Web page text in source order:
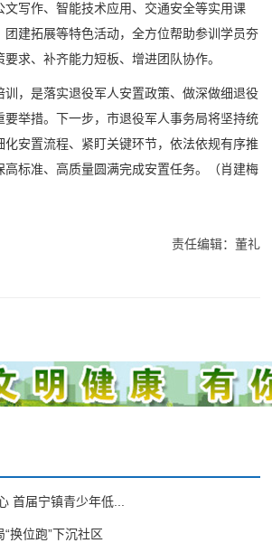
文写作、智能技术应用、交通安全等实用课
团建拓展等特色活动，全方位帮助参训学员夯
求、补齐能力短板、增进团队协作。
训，是落实退役军人安置政策、做深做细退役
要举措。下一步，市退役军人事务局将坚持统
化安置流程、紧盯关键环节，依法依规有序推
标准、高质量圆满完成安置任务。
（肖建梅
责任编辑：董礼
首届宁镇青少年低...
换位跑”下沉社区